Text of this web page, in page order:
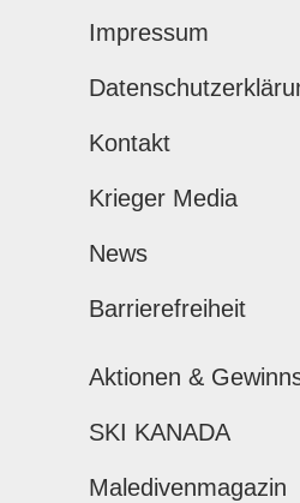
Impressum
Kontakt
Krieger Media
News
Barrierefreiheit
Aktionen &
SKI KANADA
Maledivenmagazin